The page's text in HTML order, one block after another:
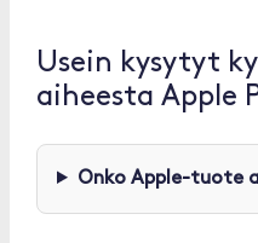
Usein kysytyt
aiheesta Apple
Onko Apple-tuote